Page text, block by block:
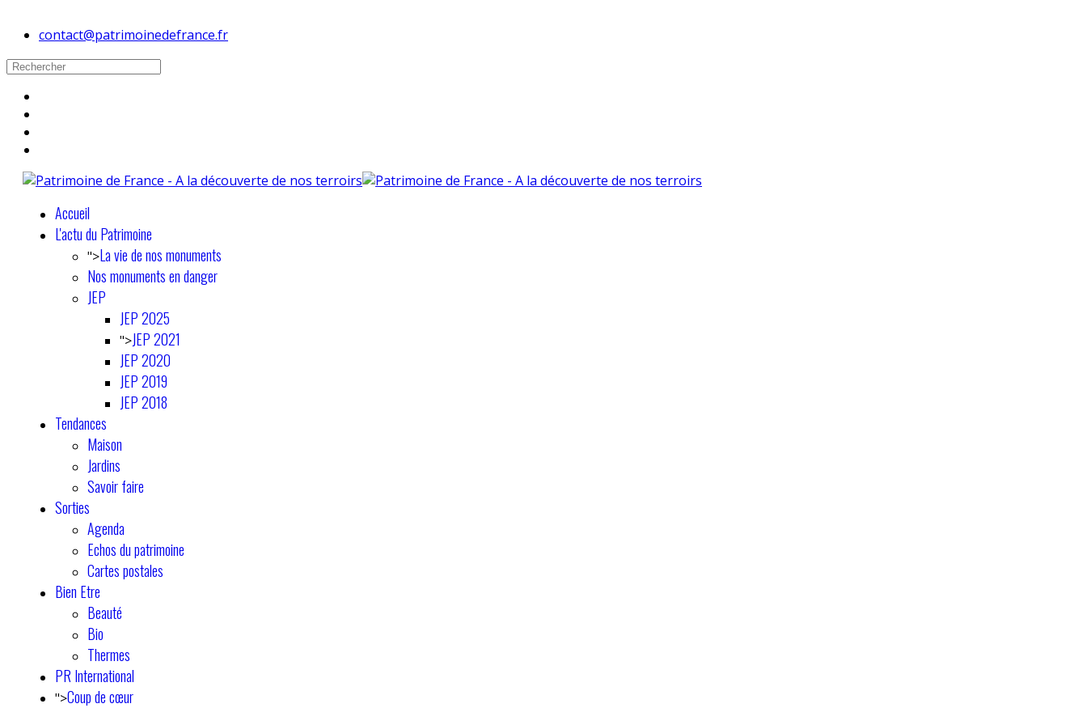
contact@patrimoinedefrance.fr
Accueil
L'actu du Patrimoine
">La vie de nos monuments
Nos monuments en danger
JEP
JEP 2025
">JEP 2021
JEP 2020
JEP 2019
JEP 2018
Tendances
Maison
Jardins
Savoir faire
Sorties
Agenda
Echos du patrimoine
Cartes postales
Bien Etre
Beauté
Bio
Thermes
PR International
">Coup de cœur